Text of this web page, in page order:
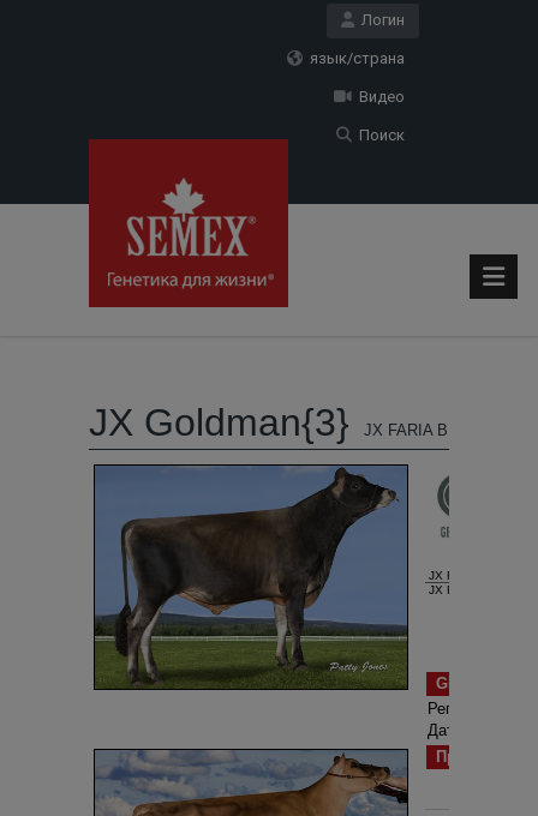
Логин
язык/страна
Видео
Поиск